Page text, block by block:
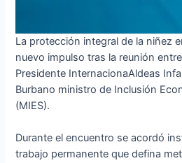
La protección integral de la niñez
nuevo impulso tras la reunión
Presidente InternacionaAldeas
Burbano ministro de Inclusión
(MIES).
Durante el encuentro se acordó
trabajo permanente que defina